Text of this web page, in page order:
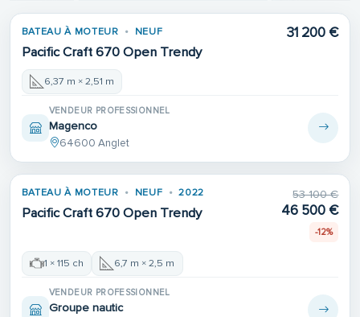
BATEAU À MOTEUR NEUF
Pacific Craft 670 Open Trendy
31 200 €
6,37 m × 2,51 m
VENDEUR PROFESSIONNEL
Magenco
64600 Anglet
BATEAU À MOTEUR NEUF 2022
Pacific Craft 670 Open Trendy
53 100 €
46 500 €
-12%
1 × 115 ch 6,7 m × 2,5 m
VENDEUR PROFESSIONNEL
Groupe nautic